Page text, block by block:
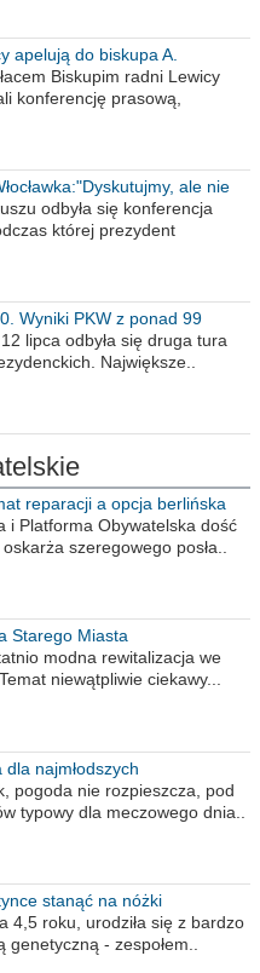
apelują do biskupa A.
Biskupim radni Lewicy
konferencję prasową,
ale nie
odbyła się konferencja
której prezydent
Wyniki PKW z ponad 99
lipca odbyła się druga tura
Największe..
reparacji a opcja berlińska
i Platforma Obywatelska dość
szeregowego posła..
Starego Miasta
modna rewitalizacja we
Temat niewątpliwie ciekawy...
dla najmłodszych
pogoda nie rozpieszcza, pod
typowy dla meczowego dnia..
stanąć na nóżki
4,5 roku, urodziła się z bardzo
genetyczną - zespołem..